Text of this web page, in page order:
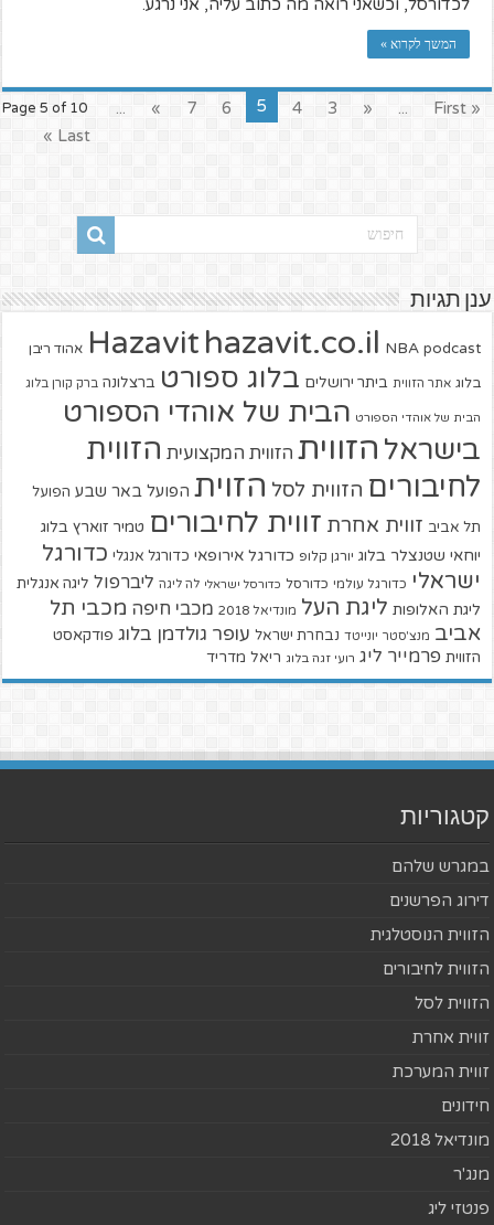
לכדורסל, וכשאני רואה מה כתוב עליה, אני נרגע.
המשך לקרוא »
Page 5 of 10 « First
...
«
3
4
5
6
7
»
...
Last »
ענן תגיות
Hazavit hazavit.co.il NBA podcast אהוד ריבן
בלוג אתר הזווית ביתר ירושלים בלוג ספורט ברצלונה ברק קורן בלוג
הבית של אוהדי הספורט הבית של אוהדי הספורט
בישראל הזווית הזווית המקצועית הזווית
לחיבורים הזווית לסל הזוית הפועל באר שבע הפועל
תל אביב זווית אחרת זווית לחיבורים טמיר זוארץ בלוג
יוחאי שטנצלר בלוג יורגן קלופ כדורגל אירופאי כדורגל אנגלי כדורגל
ישראלי כדורגל עולמי כדורסל כדורסל ישראלי לה ליגה ליברפול ליגה אנגלית
ליגת האלופות ליגת העל מונדיאל 2018 מכבי חיפה מכבי תל
אביב מנצ'סטר יונייטד נבחרת ישראל עופר גולדמן בלוג פודקאסט
הזווית פרמייר ליג רועי זגה בלוג ריאל מדריד
קטגוריות
במגרש שלהם
דירוג הפרשנים
הזווית הנוסטלגית
הזווית לחיבורים
הזווית לסל
זווית אחרת
זווית המערכת
חידונים
מונדיאל 2018
מנג'ר
פנטזי ליג